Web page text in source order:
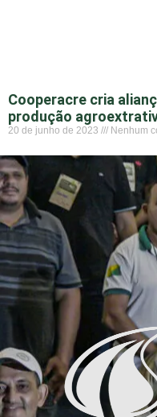
Cooperacre cria
produção
20 de junho de 2023 Nenhum